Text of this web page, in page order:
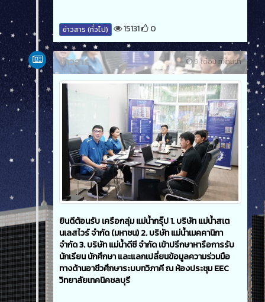
ข่าวสาร (ทั่วไป) 15131 0
9 เดือน ที่ผ่านมา
ข่าวสาร
ยินดีต้อนรับ เครือกลุ่ม แม่น้ำกรุ๊ป 1. บริษัท แม่น้ำสเต
นเลสไวร์ จำกัด (มหาชน) 2. บริษัท แม่น้ำเมคคานิกา
จำกัด 3. บริษัท แม่น้ำดีซี จำกัด เข้าปรึกษาหารือการรับ
นักเรียน นักศึกษา และแลกเปลี่ยนข้อมูลความร่วมมือ
ทางด้านอาชีวศึกษาระบบทวิภาคี ณ ห้องประชุม EEC
วิทยาลัยเทคนิคชลบุรี